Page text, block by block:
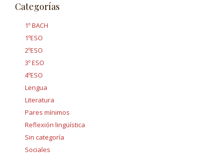
Categorías
1º BACH
1ºESO
2ºESO
3º ESO
4ºESO
Lengua
Literatura
Pares mínimos
Reflexión lingüística
Sin categoría
Sociales